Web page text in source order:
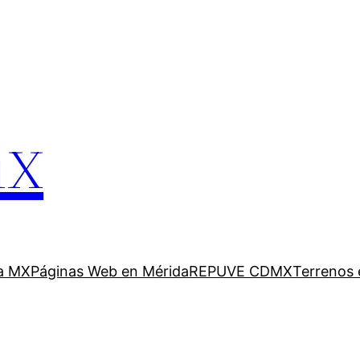
MXPáginas Web en MéridaREPUVE CDMXTerrenos